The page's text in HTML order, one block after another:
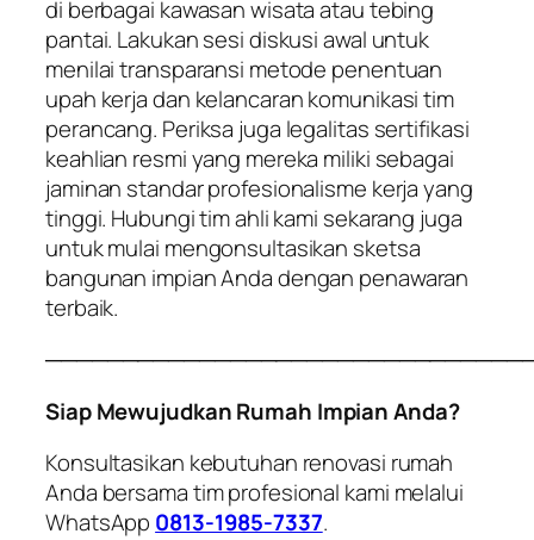
di berbagai kawasan wisata atau tebing
pantai. Lakukan sesi diskusi awal untuk
menilai transparansi metode penentuan
upah kerja dan kelancaran komunikasi tim
perancang. Periksa juga legalitas sertifikasi
keahlian resmi yang mereka miliki sebagai
jaminan standar profesionalisme kerja yang
tinggi. Hubungi tim ahli kami sekarang juga
untuk mulai mengonsultasikan sketsa
bangunan impian Anda dengan penawaran
terbaik.
Siap Mewujudkan Rumah Impian Anda?
Konsultasikan kebutuhan renovasi rumah
Anda bersama tim profesional kami melalui
WhatsApp 0813-1985-7337.